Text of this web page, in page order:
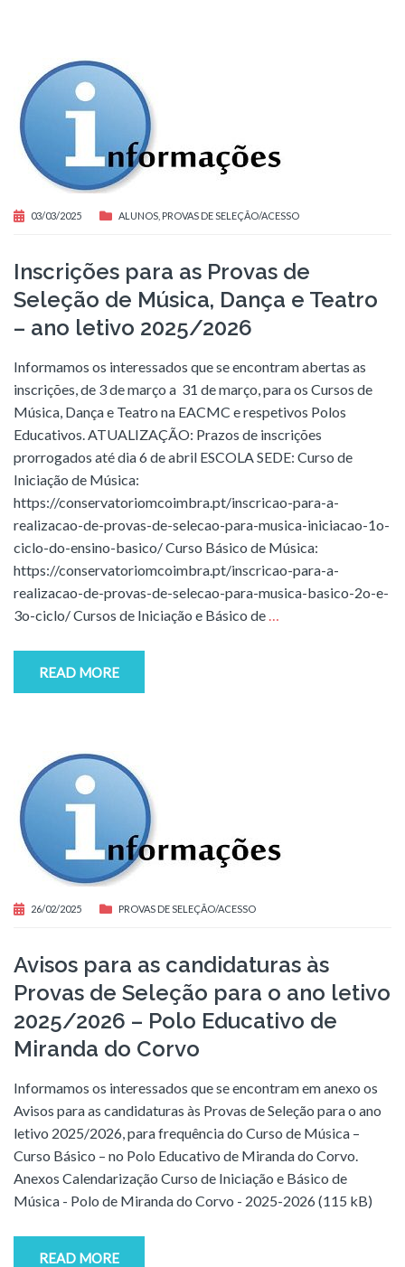
03/03/2025 ALUNOS PROVAS DE SELEÇÃO/ACESSO
Inscrições para as Provas de
Seleção de Música, Dança e Teatro
– ano letivo 2025/2026
Informamos os interessados que se encontram abertas as
inscrições, de 3 de março a 31 de março, para os Cursos de
Música, Dança e Teatro na EACMC e respetivos Polos
Educativos. ATUALIZAÇÃO: Prazos de inscrições
prorrogados até dia 6 de abril ESCOLA SEDE: Curso de
Iniciação de Música:
https://conservatoriomcoimbra.pt/inscricao-para-a-
realizacao-de-provas-de-selecao-para-musica-iniciacao-1o-
ciclo-do-ensino-basico/ Curso Básico de Música:
https://conservatoriomcoimbra.pt/inscricao-para-a-
realizacao-de-provas-de-selecao-para-musica-basico-2o-e-
3o-ciclo/ Cursos de Iniciação e Básico de …
READ MORE
26/02/2025 PROVAS DE SELEÇÃO/ACESSO
Avisos para as candidaturas às
Provas de Seleção para o ano letivo
2025/2026 – Polo Educativo de
Miranda do Corvo
Informamos os interessados que se encontram em anexo os
Avisos para as candidaturas às Provas de Seleção para o ano
letivo 2025/2026, para frequência do Curso de Música –
Curso Básico – no Polo Educativo de Miranda do Corvo.
Anexos Calendarização Curso de Iniciação e Básico de
Música - Polo de Miranda do Corvo - 2025-2026 (115 kB)
READ MORE